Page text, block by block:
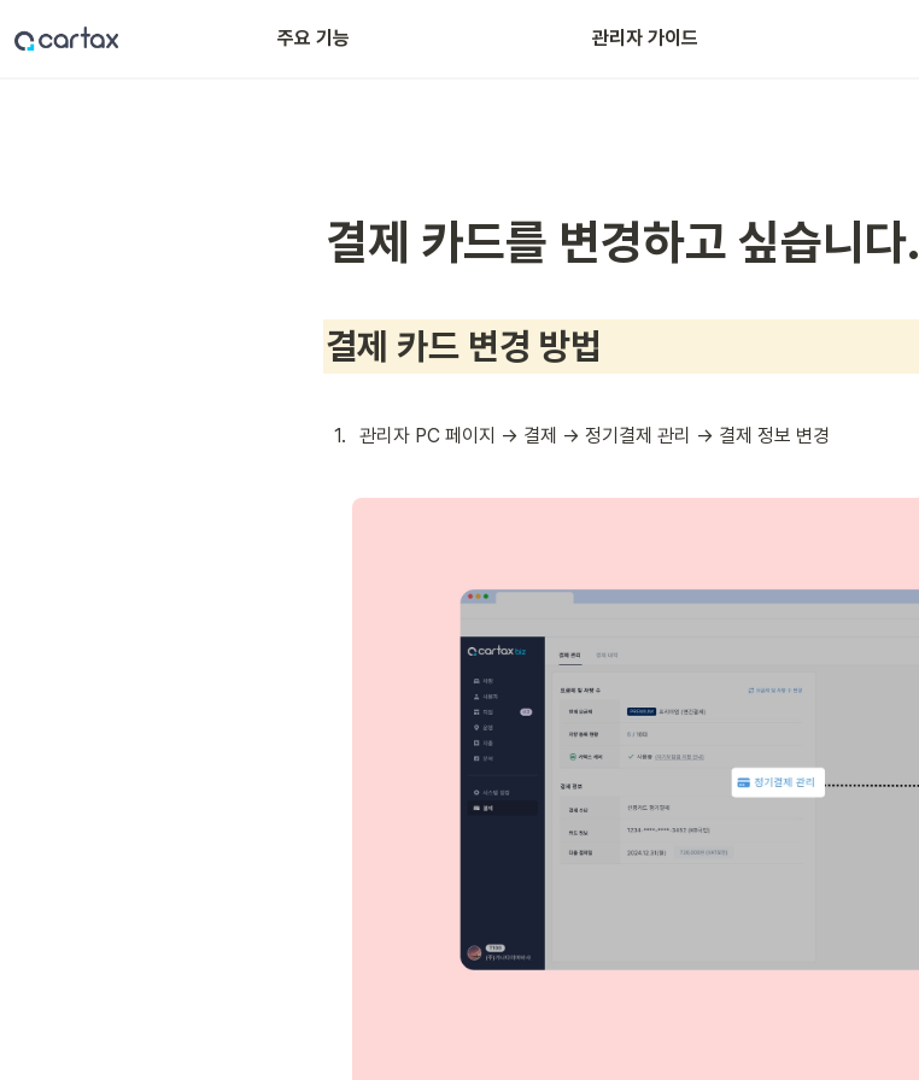
주요 기능 관리자 가이드
실시간 차량 관제 다우오피스+카택스 연동
결제 카드를 변경하고 싶습니다.
결제 카드 변경 방법
1. 관리자 PC 페이지 → 결제 → 정기결제 관리 → 결제 정보 변경